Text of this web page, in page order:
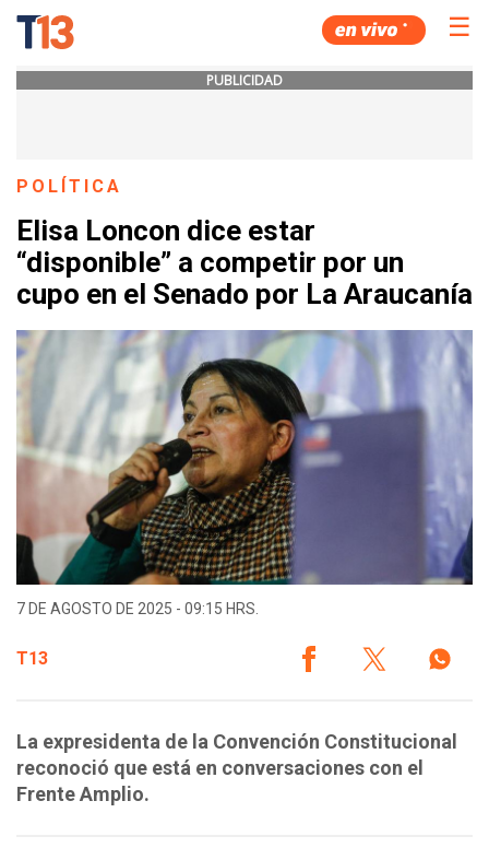
☰
PUBLICIDAD
POLÍTICA
Elisa Loncon dice estar
“disponible” a competir por un
cupo en el Senado por La Araucanía
7 DE AGOSTO DE 2025 - 09:15 HRS.
T13
La expresidenta de la Convención Constitucional
reconoció que está en conversaciones con el
Frente Amplio.